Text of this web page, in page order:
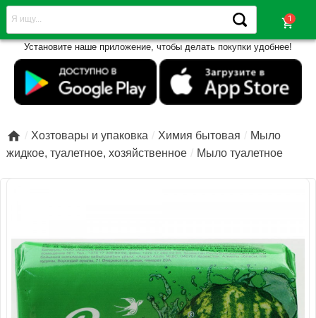
shopping_cart
Установите наше приложение, чтобы делать покупки удобнее!
 Хозтовары и упаковка Химия бытовая
Мыло
жидкое, туалетное, хозяйственное
Мыло туалетное